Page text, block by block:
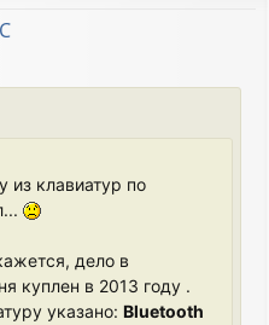
из клавиатур по
дело в
куплен в 2013 году .
указано: Bluetooth